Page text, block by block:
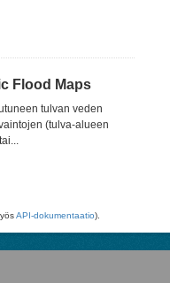
Flood Maps
tulvan veden
(tulva-alueen
API-dokumentaatio).